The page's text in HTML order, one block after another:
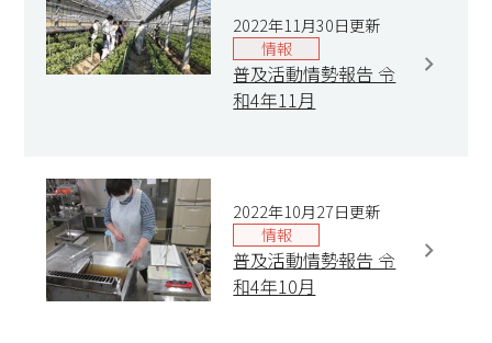
2022年11月30日更新
情報
普及活動情勢報告 令
和4年11月
2022年10月27日更新
情報
普及活動情勢報告 令
和4年10月